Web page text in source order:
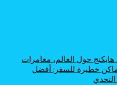
حول العالم، مغامرات
خطيرة للسفر: أفضل